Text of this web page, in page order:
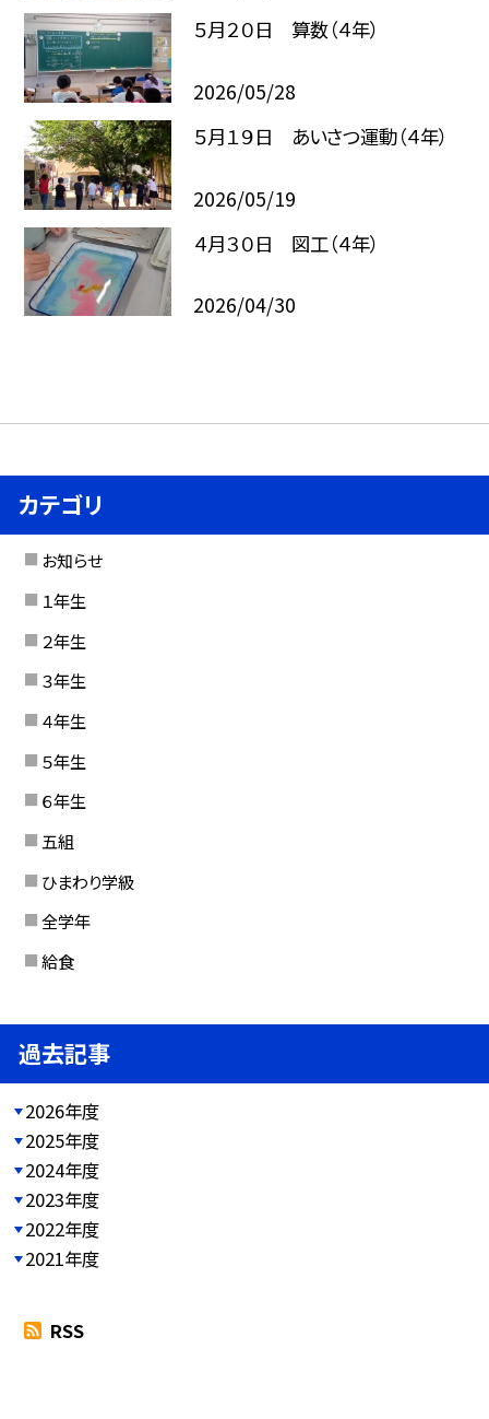
５月２０日 算数（４年）
2026/05/28
５月１９日 あいさつ運動（４年）
2026/05/19
４月３０日 図工（４年）
2026/04/30
カテゴリ
お知らせ
１年生
２年生
３年生
４年生
５年生
６年生
五組
ひまわり学級
全学年
給食
過去記事
2026年度
2025年度
2024年度
2023年度
2022年度
2021年度
RSS